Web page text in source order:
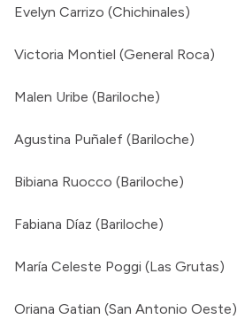
Evelyn Carrizo (Chichinales)
Victoria Montiel (General Roca)
Malen Uribe (Bariloche)
Agustina Puñalef (Bariloche)
Bibiana Ruocco (Bariloche)
Fabiana Díaz (Bariloche)
María Celeste Poggi (Las Grutas)
Oriana Gatian (San Antonio Oeste)